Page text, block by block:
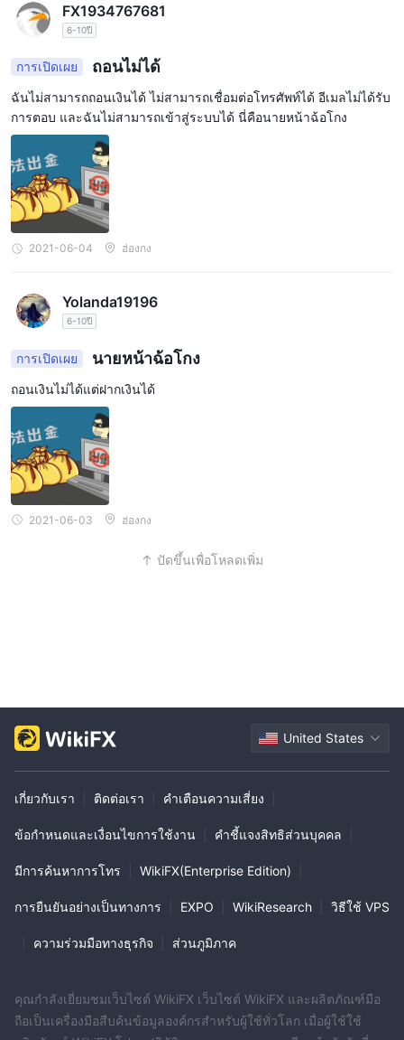
FX1934767681
6-10ปี
การเปิดเผย ถอนไม่ได้
ฉันไม่สามารถถอนเงินได้ ไม่สามารถเชื่อมต่อโทรศัพท์ได้ อีเมลไม่ได้รับ
การตอบ และฉันไม่สามารถเข้าสู่ระบบได้ นี่คือนายหน้าฉ้อโกง
2021-06-04 ฮ่องกง
Yolanda19196
6-10ปี
การเปิดเผย นายหน้าฉ้อโกง
ถอนเงินไม่ได้แต่ฝากเงินได้
2021-06-03 ฮ่องกง
ปัดขึ้นเพื่อโหลดเพิ่ม
United States
เกี่ยวกับเรา ติดต่อเรา คำเตือนความเสี่ยง
ข้อกำหนดและเงื่อนไขการใช้งาน คำชี้แจงสิทธิส่วนบุคคล
มีการค้นหาการโทร WikiFX(Enterprise Edition)
การยืนยันอย่างเป็นทางการ EXPO WikiResearch วิธีใช้ VPS
ความร่วมมือทางธุรกิจ ส่วนภูมิภาค
คุณกำลังเยี่ยมชมเว็บไซต์ WikiFX เว็บไซต์ WikiFX และผลิตภัณฑ์มือ
ถือเป็นเครื่องมือสืบค้นข้อมูลองค์กรสำหรับผู้ใช้ทั่วโลก เมื่อผู้ใช้ใช้